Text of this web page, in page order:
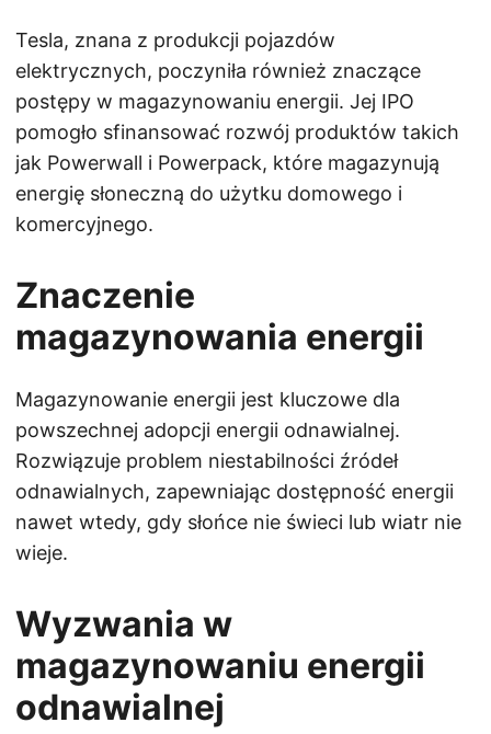
Tesla, znana z produkcji pojazdów
elektrycznych, poczyniła również znaczące
postępy w magazynowaniu energii. Jej IPO
pomogło sfinansować rozwój produktów takich
jak Powerwall i Powerpack, które magazynują
energię słoneczną do użytku domowego i
komercyjnego.
Znaczenie
magazynowania energii
Magazynowanie energii jest kluczowe dla
powszechnej adopcji energii odnawialnej.
Rozwiązuje problem niestabilności źródeł
odnawialnych, zapewniając dostępność energii
nawet wtedy, gdy słońce nie świeci lub wiatr nie
wieje.
Wyzwania w
magazynowaniu energii
odnawialnej